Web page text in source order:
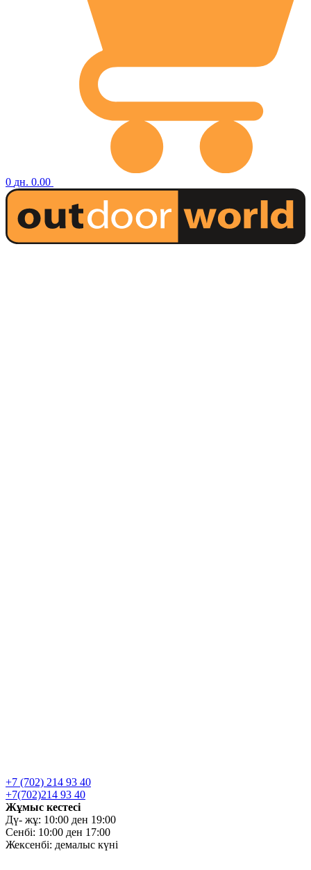
0 дн. 0.00
+7 (702) 214 93 40
+7(702)214 93 40
Жұмыс кестесі
Дү- жұ: 10:00 ден 19:00
Сенбі: 10:00 ден 17:00
Жексенбі: демалыс күні